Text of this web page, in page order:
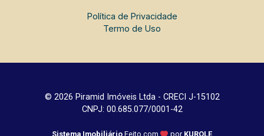
Política de Privacidade
Termo de Uso
© 2026 Piramid Imóveis Ltda - CRECI J-15102
CNPJ: 00.685.077/0001-42
Sistema Imobiliário Feito com por KUROLE